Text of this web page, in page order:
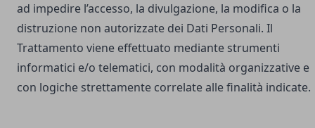
ad impedire l’accesso, la divulgazione, la modifica o la
distruzione non autorizzate dei Dati Personali. Il
Trattamento viene effettuato mediante strumenti
informatici e/o telematici, con modalità organizzative e
con logiche strettamente correlate alle finalità indicate.